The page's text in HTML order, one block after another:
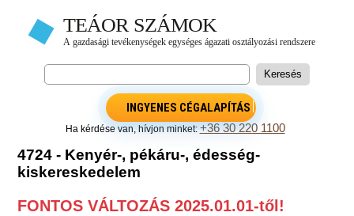
INGYENES CÉGALAPÍTÁS
Ha kérdése van, hívjon minket:+36 30 220 1100
4724 - Kenyér-, pékáru-, édesség-
kiskereskedelem
FONTOS VÁLTOZÁS 2025.01.01-től!